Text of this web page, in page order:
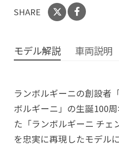
SHARE
モデル解説 車両説明
ランボルギーニの創設者
ボルギーニ」の生誕100
た「ランボルギーニ チェ
を忠実に再現したモデル